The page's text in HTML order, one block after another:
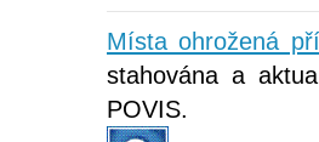
Místa ohrožená
stahována a
POVIS.